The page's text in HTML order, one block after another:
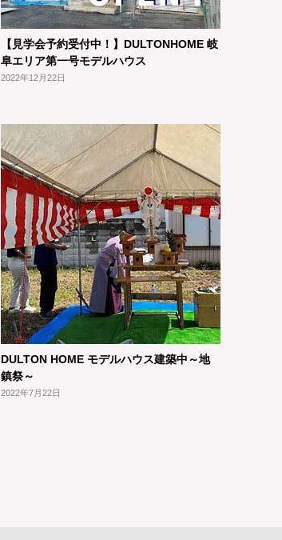
【見学会予約受付中！】DULTONHOME 岐
阜エリア第一号モデルハウス
2022年12月22日
DULTON HOME モデルハウス建築中～地
鎮祭～
2022年7月22日